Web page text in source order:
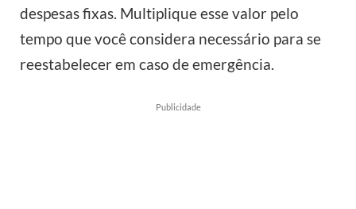
despesas fixas. Multiplique esse valor pelo
tempo que você considera necessário para se
reestabelecer em caso de emergência.
Publicidade